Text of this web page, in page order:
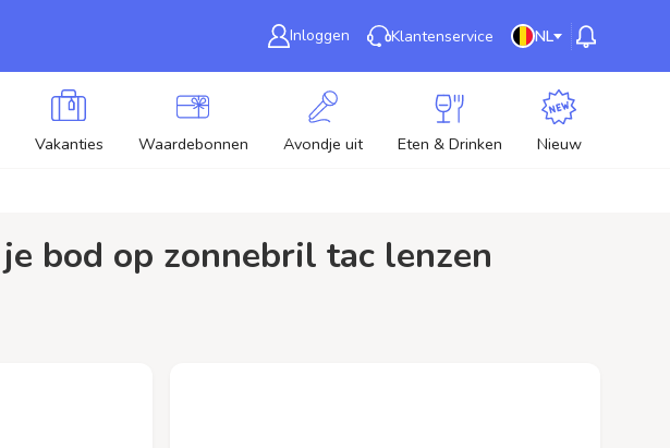
Inloggen Klantenservice NL
Vakanties Waardebonnen Avondje uit Eten & Drinken Nieuw